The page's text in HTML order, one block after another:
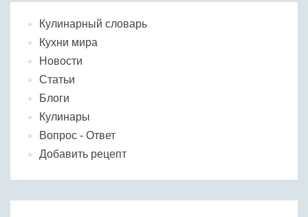
Кулинарный словарь
Кухни мира
Новости
Статьи
Блоги
Кулинары
Вопрос - Ответ
Добавить рецепт